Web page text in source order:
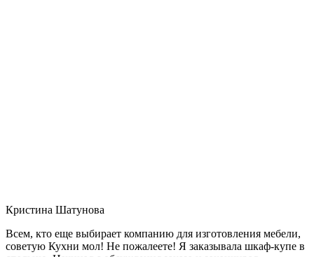
Кристина Шатунова
Всем, кто еще выбирает компанию для изготовления мебели,
советую Кухни мол! Не пожалеете! Я заказывала шкаф-купе в